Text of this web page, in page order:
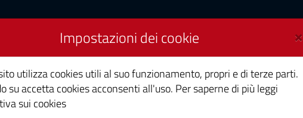
di Cagliari
×
Impostazioni dei cookie
utilizza cookies utili al suo funzionamento, propri e di terze parti.
su accetta cookies acconsenti all'uso. Per saperne di più leggi
sui cookies